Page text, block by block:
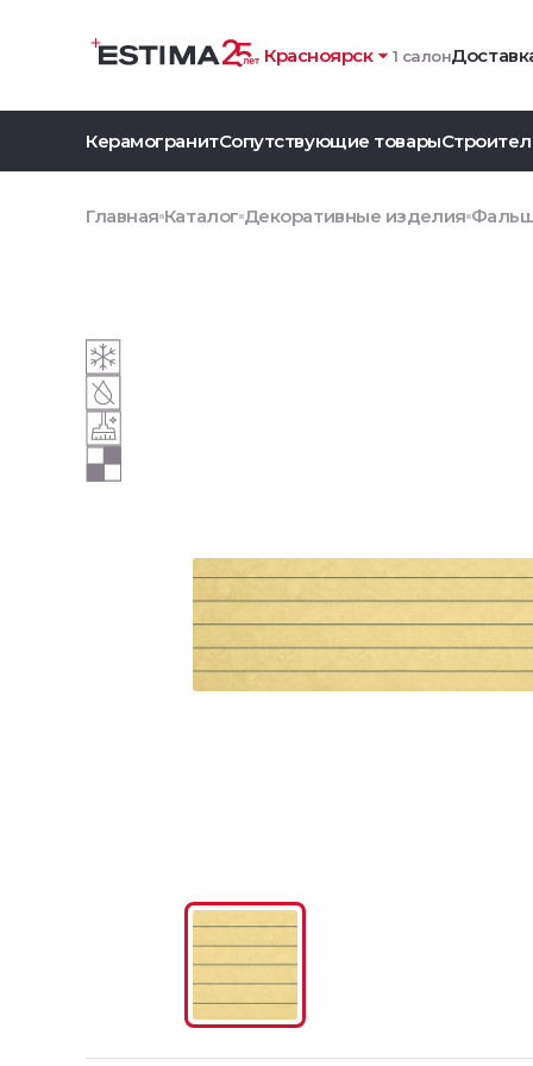
Красноярск 1 салон
КерамогранитСопутствующие товары
Главная Каталог Декоративные изделия